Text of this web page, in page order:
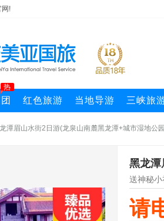
网!
热
红色旅游 当地导游 三峡旅
潭眉山水街2日游(龙泉山南麓黑龙潭+城市湿地公
黑龙潭
送神秘
请